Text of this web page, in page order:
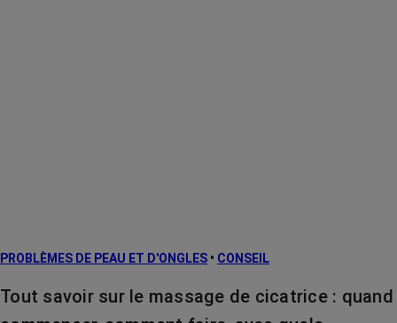
PROBLÈMES DE PEAU ET D'ONGLES • CONSEIL
Tout savoir sur le massage de cicatrice : quand